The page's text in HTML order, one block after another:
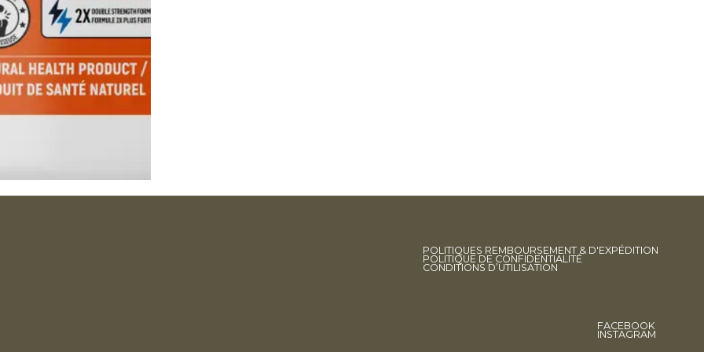
POLITIQUES REMBOURSEMENT & D'EXPÉDITION
POLITIQUE DE CONFIDENTIALITÉ
CONDITIONS D’UTILISATION
FACEBOOK
INSTAGRAM